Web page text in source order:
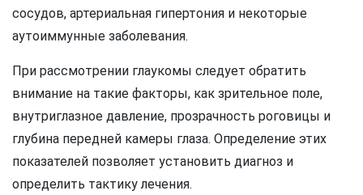
сосудов, артериальная гипертония и некоторые
аутоиммунные заболевания.
При рассмотрении глаукомы следует обратить
внимание на такие факторы, как зрительное поле,
внутриглазное давление, прозрачность роговицы и
глубина передней камеры глаза. Определение этих
показателей позволяет установить диагноз и
определить тактику лечения.